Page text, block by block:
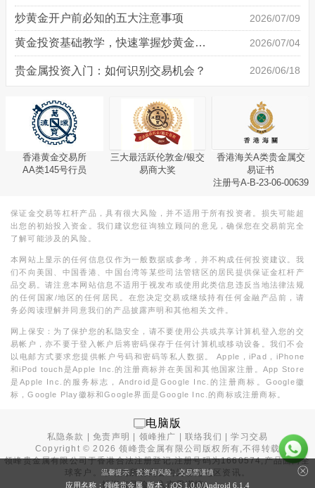
炒黄金开户前必知的五大注意事项 2026/07/09
黄金投资基础教学，快速掌握炒黄金技巧 2026/07/04
贵金属投资入门：如何识别交易机会？ 2026/06/18
香港黄金交易所
AA类145号行员
三大最活跃伦敦金/银交
易商大奖
香港海关A类贵金属交
易证书
注册号A-B-23-06-00639
保证金交易等杠杆产品，具有很大风险，并不适用于所有投资者。损失可能超
出您的初始投入资金。我们建议您征询独立顾问的意见，确保您在交易前完全
了解可能涉及的风险。
本网站上显示的任何信息仅作为一般数据或参考，并不构成任何投资建议。我
们不向美国、中国香港、中国台湾等某些司法管辖区的居民提供保证金杠杆产
品交易。请注意本网站信息不适用于视发布或使用此类信息违反当地法律法规
的任何国家/地区的任何居民。在您决定交易或继续持有任何金融产品前，请
务必阅读理解并同意我们的产品披露声明和其他相关文件。
网上保安：为了保护您的私隐安全，请不要使用公共或共享计算机登入您的交
易帐户，亦不要于登入帐户后将密码保存于任何计算机或移动设备。我们不会
以电邮方式要求您提供帐户号码和密码等私人数据。 Apple，iPad，iPhone
和iPod touch是Apple Inc.的注册商标并在美国和其他国家注册。App Store
是Apple Inc.的服务标志，Android是Google Inc.的注册商标。Google徽
标，Google Play徽标和Google界面是Google Inc.的商标或注册商标。
电脑版
私隐条款 |免责声明 | 领峰推广 |联络我们 |学习交易
Copyright © 2026 领峰贵金属有限公司版权所有,不得转载
领峰贵金属有限公司于香港合法注册登记,注册号码为1660574,产品面向全
球客户。本站内所有内容均为香港地区资讯。
投资有风险，入市需谨慎。
温馨提示：投资有风险，交易需谨慎
应用名称：领峰贵金属 版本：iOS 1.0.0/Android 6.1.4